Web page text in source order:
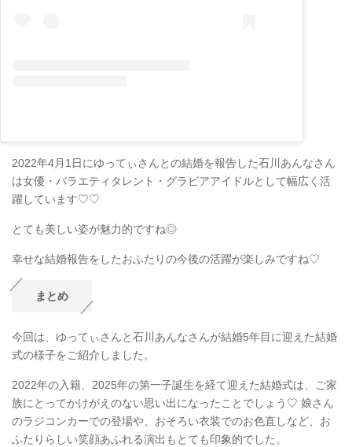
2022年4月1日にゆってぃさんとの結婚を報告した石川あんなさん
は女優・バラエティタレント・グラビアアイドルとして幅広く活
躍しています♡♡
とても美しい姿が魅力的ですね◎
幸せな結婚報告をしたおふたりの今後の活躍が楽しみですね♡
まとめ
今回は、ゆってぃさんと石川あんなさんが結婚5年目に迎えた結婚
式の様子をご紹介しました。
2022年の入籍、2025年の第一子誕生を経て迎えた結婚式は、ご家
族にとってかけがえのない思い出になったことでしょう♡ 娘さん
のラジコンカーでの登場や、おそろい衣装でのお色直しなど、お
ふたりらしい笑顔あふれる演出もとても印象的でした。